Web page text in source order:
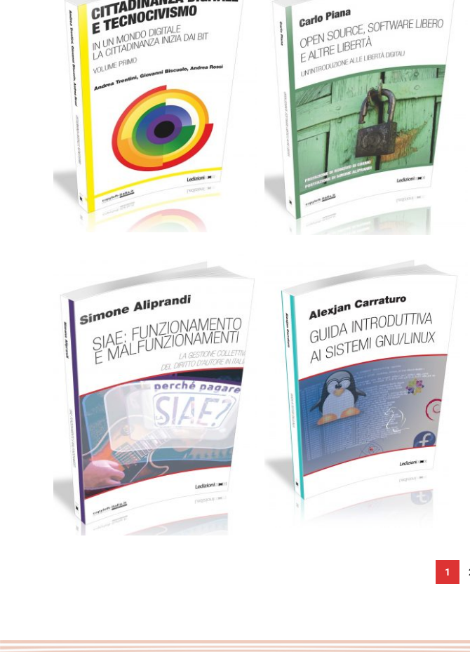
CartaceoeBook in PDF
0,00 € 18,00€
Select options
CartaceoeBook in ePub
eBook in PDF
0,00€ 16,00 €
Select options
Cartaceo eBook in ePub
2,99
Select options
14,00€
Add to basket
1